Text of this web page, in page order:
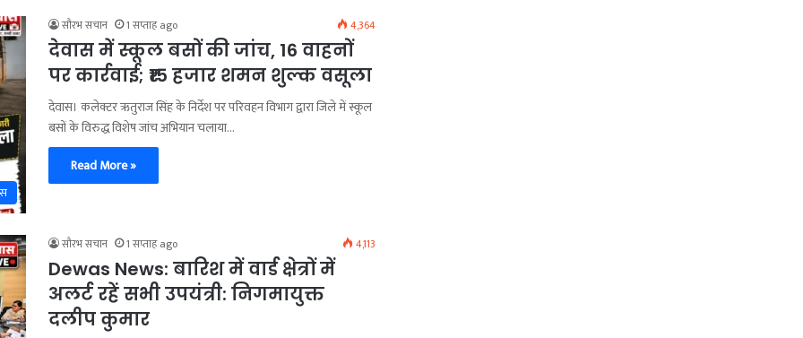
सौरभ सचान 1 सप्ताह ago 4,364
देवास में स्कूल बसों की जांच, 16 वाहनों
पर कार्रवाई; ₹15 हजार शमन शुल्क वसूला
देवास। कलेक्टर ऋतुराज सिंह के निर्देश पर परिवहन विभाग द्वारा जिले में स्कूल
बसों के विरुद्ध विशेष जांच अभियान चलाया…
Read More »
सौरभ सचान 1 सप्ताह ago 4,113
Dewas News: बारिश में वार्ड क्षेत्रों में
अलर्ट रहें सभी उपयंत्री: निगमायुक्त
दलीप कुमार